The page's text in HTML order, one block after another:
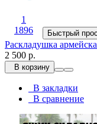
1
1896
Быстрый
Раскладушка
2 500 р.
В корзину
В закладки
В сравнение